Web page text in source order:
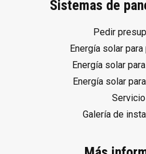
Sistemas de
Pedir
Energía solar
Energía solar
Energía solar
Galería de